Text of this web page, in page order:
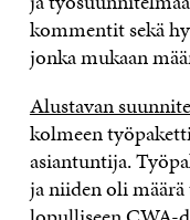
kommentit sekä
jonka mukaan
Alustavan
kolmeen
asiantuntija.
ja niiden oli